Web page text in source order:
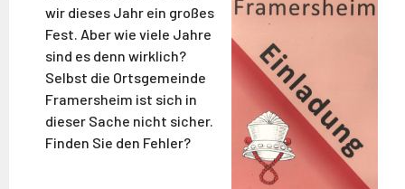
wir dieses Jahr ein großes
Fest. Aber wie viele Jahre
sind es denn wirklich?
Selbst die Ortsgemeinde
Framersheim ist sich in
dieser Sache nicht sicher.
Finden Sie den Fehler?